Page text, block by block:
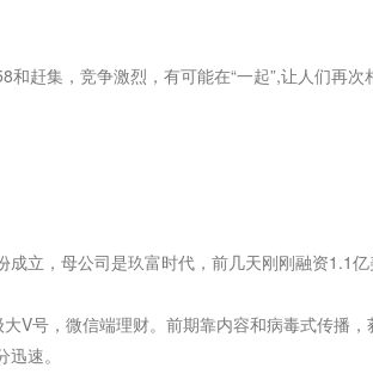
集，竞争激烈，有可能在“一起”,让人们再次相
立，母公司是玖富时代，前几天刚刚融资1.1亿
号，微信端理财。前期靠内容和病毒式传播
速。